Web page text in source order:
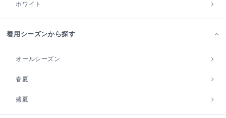
ホワイト
着用シーズンから探す
オールシーズン
春夏
盛夏